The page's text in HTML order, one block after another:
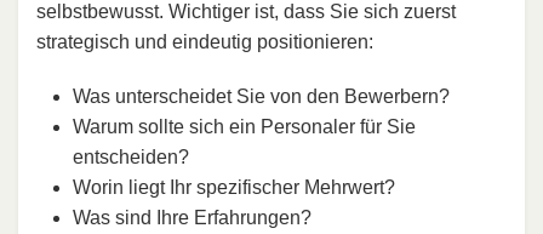
selbstbewusst. Wichtiger ist, dass Sie sich zuerst
strategisch und eindeutig positionieren:
Was unterscheidet Sie von den Bewerbern?
Warum sollte sich ein Personaler für Sie
entscheiden?
Worin liegt Ihr spezifischer Mehrwert?
Was sind Ihre Erfahrungen?